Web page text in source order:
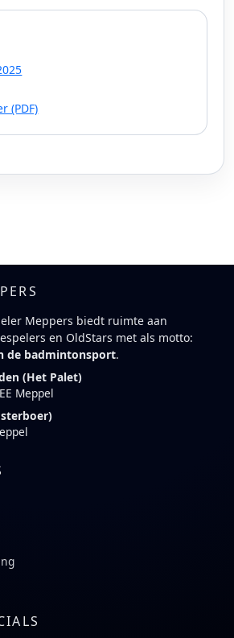
(PDF)
Meppers biedt ruimte aan
en OldStars met als motto:
de badmintonsport.
(Het Palet)
Meppel